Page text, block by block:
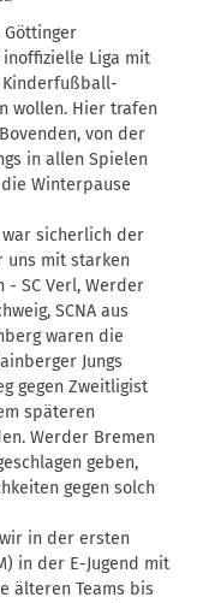
Liga mit
Kinderfußball-
wollen. Hier trafen
von der
in allen Spielen
Winterpause
sicherlich der
uns mit starken
- SC Verl, Werder
SCNA aus
waren die
Jungs
gegen Zweitligist
späteren
Werder Bremen
geben,
gegen solch
in der ersten
in der E-Jugend mit
älteren Teams bis